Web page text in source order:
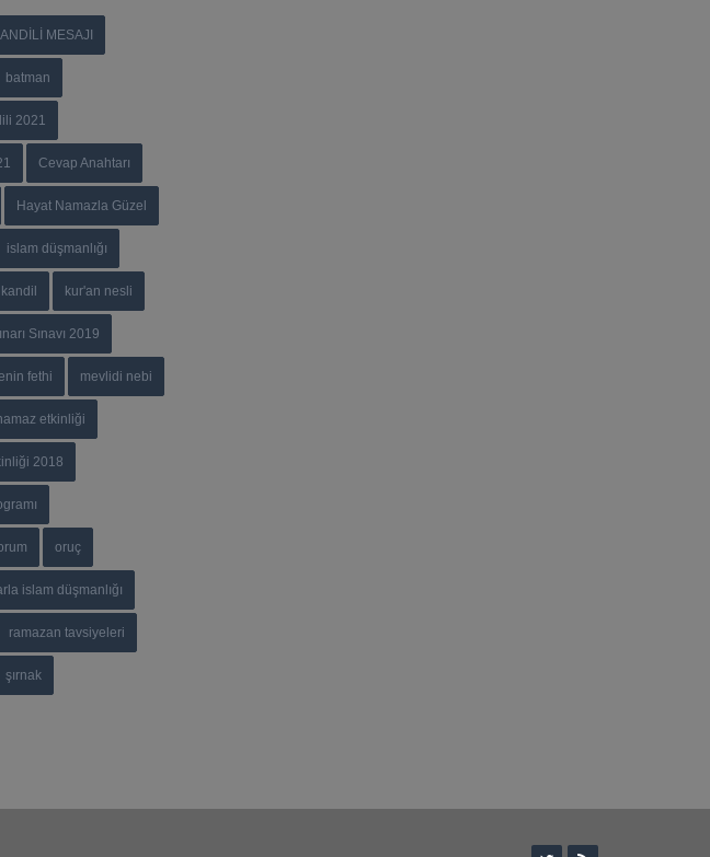
MESAJI
batman
2021
Cevap Anahtarı
Hayat Namazla Güzel
islam düşmanlığı
kandil kur'an nesli
Sınavı 2019
fethi mevlidi nebi
etkinliği
2018
oruç
islam düşmanlığı
ramazan tavsiyeleri
şırnak